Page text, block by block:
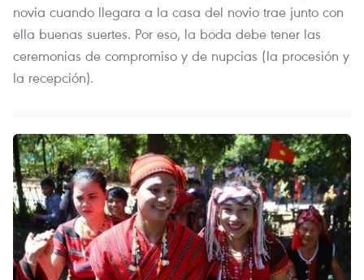
novia cuando llegara a la casa del novio trae junto con
ella buenas suertes. Por eso, la boda debe tener las
ceremonias de compromiso y de nupcias (la procesión y
la recepción).